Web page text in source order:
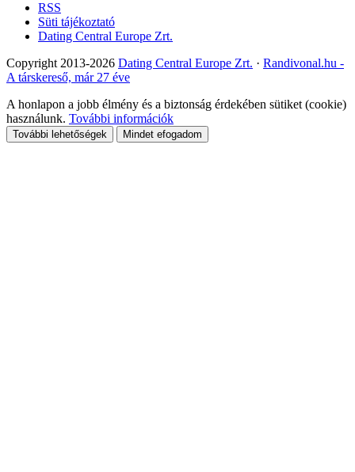
RSS
Süti tájékoztató
Dating Central Europe Zrt.
Copyright 2013-2026 Dating Central Europe Zrt. · Randivonal.hu -
A társkereső, már 27 éve
A honlapon a jobb élmény és a biztonság érdekében sütiket (cookie)
használunk. További információk
További lehetőségek Mindet efogadom